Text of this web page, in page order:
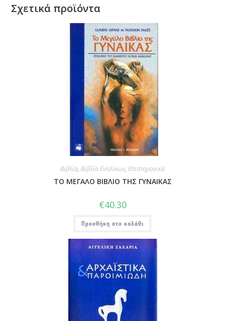
Σχετικά προϊόντα
Βιβλία, Βιβλία Ενηλίκων, Επιστημονικά
ΤΟ ΜΕΓΑΛΟ ΒΙΒΛΙΟ ΤΗΣ ΓΥΝΑΙΚΑΣ
€40.30
Προσθήκη στο καλάθι